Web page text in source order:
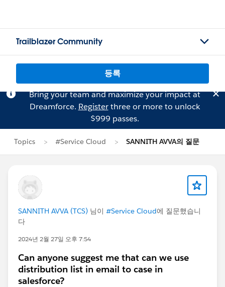
Trailblazer Community
등록
Bring your team and maximize your impact at
Dreamforce. Registerthree or more to unlock
$999 passes.
Topics #Service Cloud SANNITH AVVA의 질문
SANNITH AVVA (TCS) 님이 #Service Cloud에 질문했습니
다
2024년 2월 27일 오후 7:54
Can anyone suggest me that can we use
distribution list in email to case in
salesforce?